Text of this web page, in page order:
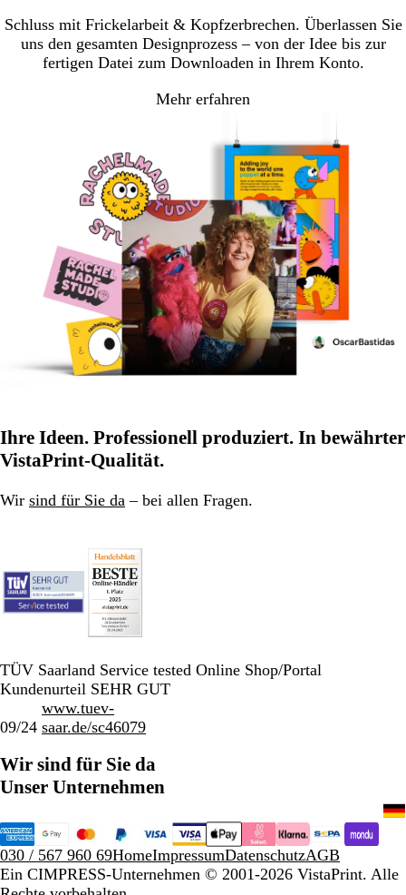
Schluss mit Frickelarbeit & Kopfzerbrechen. Überlassen Sie
uns den gesamten Designprozess – von der Idee bis zur
fertigen Datei zum Downloaden in Ihrem Konto.
Mehr erfahren
Ihre Ideen. Professionell produziert. In bewährter
VistaPrint-Qualität.
Wir sind für Sie da – bei allen Fragen.
TÜV Saarland Service tested Online Shop/Portal
Kundenurteil SEHR GUT
09/24
www.tuev-
saar.de/sc46079
Wir sind für Sie da
Unser Unternehmen
030 / 567 960 69HomeImpressumDatenschutzAGB
Ein CIMPRESS-Unternehmen © 2001-2026 VistaPrint. Alle